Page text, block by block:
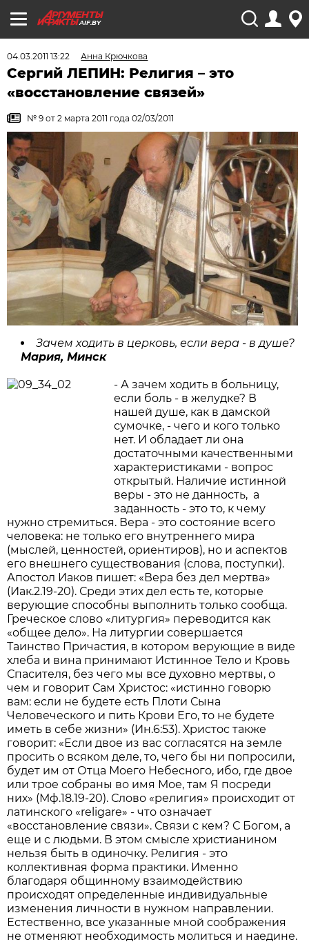
AIF.BY
04.03.2011 13:22 Анна Крючкова
Сергий ЛЕПИН: Религия – это
«восстановление связей»
№ 9 от 2 марта 2011 года 02/03/2011
Зачем ходить в церковь, если вера - в душе?
Мария, Минск
- А зачем ходить в больницу,
если боль - в желудке? В
нашей душе, как в дамской
сумочке, - чего и кого только
нет. И обладает ли она
достаточными качественными
характеристиками - вопрос
открытый. Наличие истинной
веры - это не данность, а
заданность - это то, к чему
нужно стремиться. Вера - это состояние всего
человека: не только его внутреннего мира
(мыслей, ценностей, ориентиров), но и аспектов
его внешнего существования (слова, поступки).
Апостол Иаков пишет: «Вера без дел мертва»
(Иак.2.19-20). Среди этих дел есть те, которые
верующие способны выполнить только сообща.
Греческое слово «литургия» переводится как
«общее дело». На литургии совершается
Таинство Причастия, в котором верующие в виде
хлеба и вина принимают Истинное Тело и Кровь
Спасителя, без чего мы все духовно мертвы, о
чем и говорит Сам Христос: «истинно говорю
вам: если не будете есть Плоти Сына
Человеческого и пить Крови Его, то не будете
иметь в себе жизни» (Ин.6:53). Христос также
говорит: «Если двое из вас согласятся на земле
просить о всяком деле, то, чего бы ни попросили,
будет им от Отца Моего Небесного, ибо, где двое
или трое собраны во имя Мое, там Я посреди
них» (Мф.18.19-20). Слово «религия» происходит от
латинского «religare» - что означает
«восстановление связи». Связи с кем? С Богом, а
еще и с людьми. В этом смысле христианином
нельзя быть в одиночку. Религия - это
коллективная форма практики. Именно
благодаря общинному взаимодействию
происходят определенные индивидуальные
изменения личности в нужном направлении.
Естественно, все указанные мной соображения
не отменяют необходимость молиться и наедине.